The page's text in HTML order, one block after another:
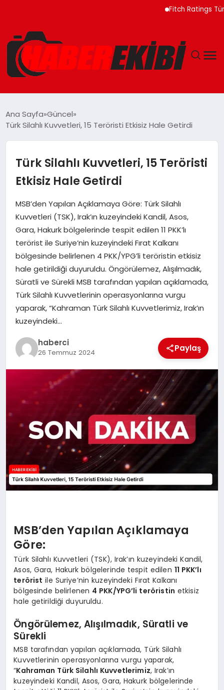
Fitch Ratings Türkiye
EĞITIM
EKONOMI
SAĞLIK
SPOR
YAŞAM
Ana Sayfa Güncel
Türk Silahlı Kuvvetleri, 15 Teröristi Etkisiz Hale Getirdi
Türk Silahlı Kuvvetleri, 15 Teröristi
Etkisiz Hale Getirdi
MSB’den Yapılan Açıklamaya Göre: Türk Silahlı
Kuvvetleri (TSK), Irak’ın kuzeyindeki Kandil, Asos,
Gara, Hakurk bölgelerinde tespit edilen 11 PKK’lı
terörist ile Suriye’nin kuzeyindeki Fırat Kalkanı
bölgesinde belirlenen 4 PKK/YPG’li teröristin etkisiz
hale getirildiği duyuruldu. Öngörülemez, Alışılmadık,
Süratli ve Sürekli MSB tarafından yapılan açıklamada,
Türk Silahlı Kuvvetlerinin operasyonlarına vurgu
yaparak, “Kahraman Türk Silahlı Kuvvetlerimiz, Irak’ın
kuzeyindeki…
haberci
26 Temmuz 2024 Paylaş
MSB’den Yapılan Açıklamaya
Göre:
Türk Silahlı Kuvvetleri (TSK), Irak’ın kuzeyindeki Kandil,
Asos, Gara, Hakurk bölgelerinde tespit edilen 11 PKK’lı
terörist ile Suriye’nin kuzeyindeki Fırat Kalkanı
bölgesinde belirlenen 4 PKK/YPG’li teröristin etkisiz
hale getirildiği duyuruldu.
Öngörülemez, Alışılmadık, Süratli ve
Sürekli
MSB tarafından yapılan açıklamada, Türk Silahlı
Kuvvetlerinin operasyonlarına vurgu yaparak,
“Kahraman Türk Silahlı Kuvvetlerimiz, Irak’ın
kuzeyindeki Kandil, Asos, Gara, Hakurk bölgelerinde